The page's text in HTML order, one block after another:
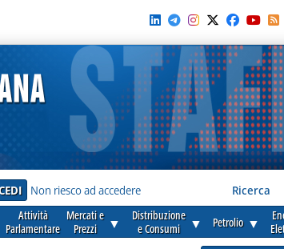
Non riesco ad accedere Ricerca
Attività
Parlamentare
Mercati e
Prezzi
▼
Distribuzione
e Consumi
▼ Petrolio ▼